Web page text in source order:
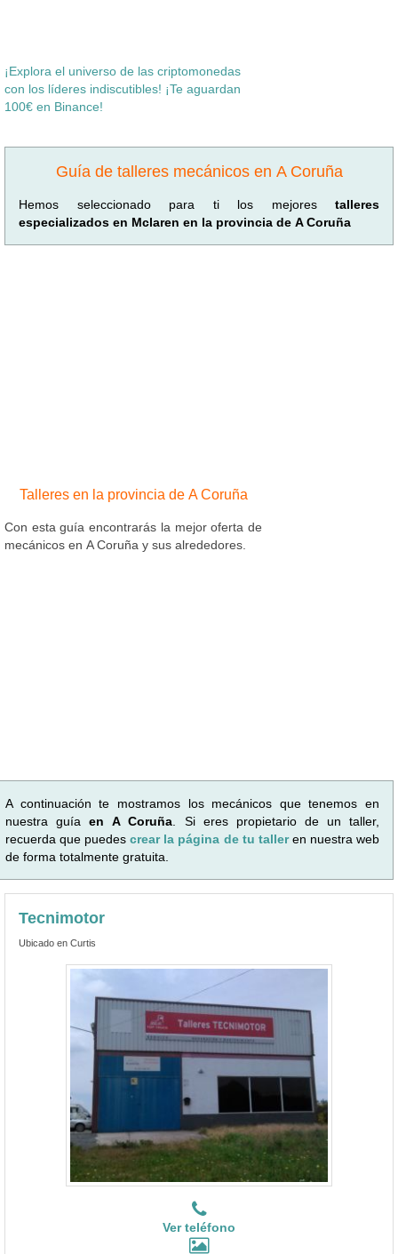
¡Explora el universo de las criptomonedas
con los líderes indiscutibles! ¡Te aguardan
100€ en Binance!
Guía de talleres mecánicos en A Coruña
Hemos seleccionado para ti los mejores talleres
especializados en Mclaren en la provincia de A Coruña
Talleres en la provincia de A Coruña
Con esta guía encontrarás la mejor oferta de
mecánicos en A Coruña y sus alrededores.
A continuación te mostramos los mecánicos que tenemos en
nuestra guíaen A Coruña . Si eres propietario de un taller,
recuerda que puedescrear la página de tu talleren nuestra web
de forma totalmente gratuita.
Tecnimotor
Ubicado en Curtis
Ver teléfono